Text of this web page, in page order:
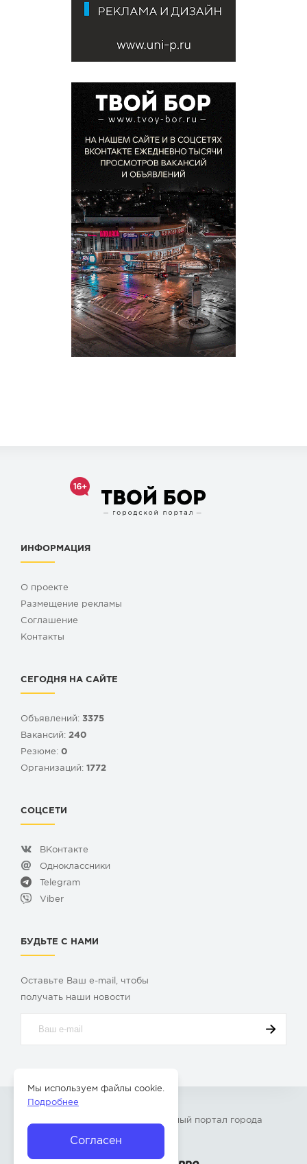
ИНФОРМАЦИЯ
О проекте
Размещение рекламы
Cоглашение
Контакты
СЕГОДНЯ НА САЙТЕ
Объявлений: 3375
Вакансий: 240
Резюме: 0
Организаций: 1772
СОЦСЕТИ
ВКонтакте
Одноклассники
Telegram
Viber
БУДЬТЕ С НАМИ
Оставьте Ваш e-mail, чтобы
получать наши новости
» – Главный портал города
Согласен
Мы используем файлы cookie.
Подробнее